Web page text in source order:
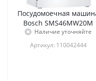
Посудомоечная
Bosch SMS46MW20M
Наличие уточняйте
Артикул: 110042444